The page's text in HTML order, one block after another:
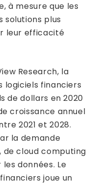
à mesure que les
plus
leur efficacité
Research, la
logiciels financiers
de dollars en 2020
croissance annuel
2021 et 2028.
la demande
de cloud computing
données. Le
joue un